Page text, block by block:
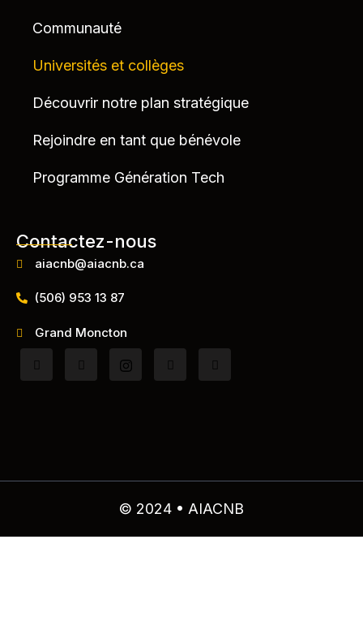
Communauté
Universités et collèges
Découvrir notre plan stratégique
Rejoindre en tant que bénévole
Programme Génération Tech
Contactez-nous
aiacnb@aiacnb.ca
(506) 953 13 87
Grand Moncton
© 2024 • AIACNB